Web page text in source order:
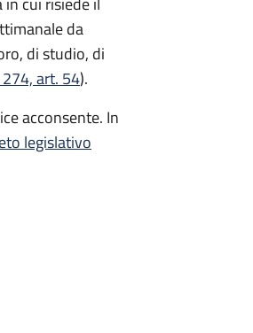
da
di studio, di
art. 54).
acconsente. In
legislativo